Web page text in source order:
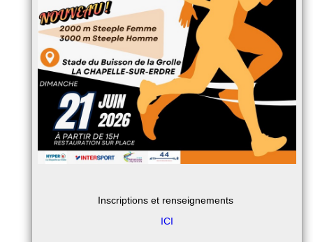
Inscriptions et renseignements
ICI